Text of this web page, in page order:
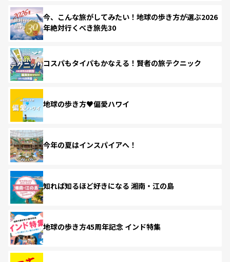
今、こんな旅がしてみたい！地球の歩き方が選ぶ2026
年絶対行くべき旅先30
コスパもタイパもかなえる！賢者の旅テクニック
地球の歩き方♥偏愛ハワイ
今年の夏はインスパイアへ！
知れば知るほど好きになる 湘南・江の島
地球の歩き方45周年記念 インド特集